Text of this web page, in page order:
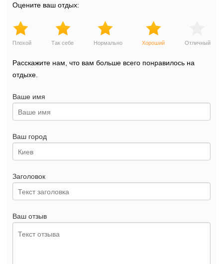
Оцените ваш отдых:
Плохой Так себе Нормально Хороший Отличный
Расскажите нам, что вам больше всего понравилось на
отдыхе.
Ваше имя
Ваш город
Заголовок
Ваш отзыв